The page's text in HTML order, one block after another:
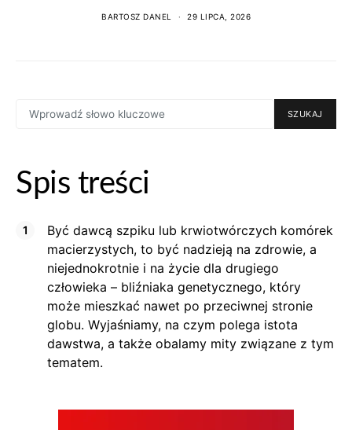
BARTOSZ DANEL 29 LIPCA, 2026
FOR:
SZUKAJ
Spis treści
Być dawcą szpiku lub krwiotwórczych komórek
macierzystych, to być nadzieją na zdrowie, a
niejednokrotnie i na życie dla drugiego
człowieka – bliźniaka genetycznego, który
może mieszkać nawet po przeciwnej stronie
globu. Wyjaśniamy, na czym polega istota
dawstwa, a także obalamy mity związane z tym
tematem.